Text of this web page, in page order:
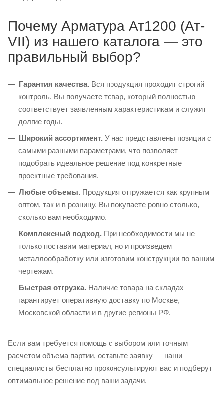
Почему Арматура Ат1200 (Ат-
VII) из нашего каталога — это
правильный выбор?
Гарантия качества. Вся продукция проходит строгий
контроль. Вы получаете товар, который полностью
соответствует заявленным характеристикам и служит
долгие годы.
Широкий ассортимент. У нас представлены позиции с
самыми разными параметрами, что позволяет
подобрать идеальное решение под конкретные
проектные требования.
Любые объемы. Продукция отгружается как крупным
оптом, так и в розницу. Вы покупаете ровно столько,
сколько вам необходимо.
Комплексный подход. При необходимости мы не
только поставим материал, но и произведем
металлообработку или изготовим конструкции по вашим
чертежам.
Быстрая отгрузка. Наличие товара на складах
гарантирует оперативную доставку по Москве,
Московской области и в другие регионы РФ.
Если вам требуется помощь с выбором или точным
расчетом объема партии, оставьте заявку — наши
специалисты бесплатно проконсультируют вас и подберут
оптимальное решение под ваши задачи.